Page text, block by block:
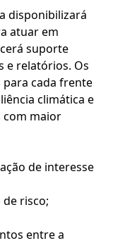
disponibilizará
atuar em
suporte
e relatórios. Os
cada frente
climática e
com maior
de interesse
risco;
entre a